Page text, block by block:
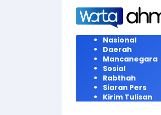
Langsung
konten
Nasional
Daerah
Mancanegara
Sosial
Rabthah
Siaran Pers
Kirim Tulisan